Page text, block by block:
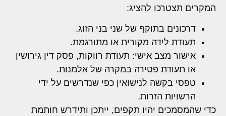
המקרים תצטרכו להציג:
דרכונים בתוקף של שני בני הזוג.
תעודת לידה מקורית או מתורגמת.
אישור מצב אישי: תעודת רווקות, פסק דין גירושין
או תעודת פטירה במקרה של אלמנות.
טפסי בקשה לנישואין כפי שנדרשים על ידי
הרשויות הזרות.
כדי שהמסמכים יהיו תקפים, ייתכן ותידרש חותמת